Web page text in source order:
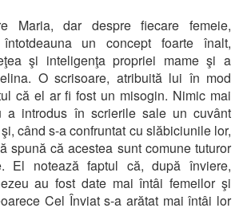
Maria, dar despre fiecare femeie,
un concept foarte înalt,
şi inteligenţa propriei mame şi a
O scrisoare, atribuită lui în mod
că el ar fi fost un misogin. Nimic mai
a introdus în scrierile sale un cuvânt
când s-a confruntat cu slăbiciunile lor,
spună că acestea sunt comune tuturor
El notează faptul că, după înviere,
au fost date mai întâi femeilor şi
Cel Înviat s-a arătat mai întâi lor